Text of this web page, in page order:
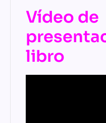
Vídeo de
libro